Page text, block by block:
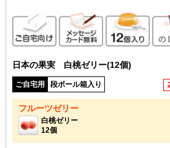
ご自宅向けメッセージカ
12
日本の果実 白桃ゼリー(12個)
ご自宅用 段ボール箱入り
フルーツゼリー
白桃ゼリー
12個